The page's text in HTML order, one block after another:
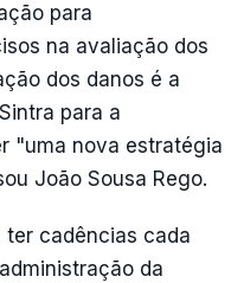
para
na avaliação dos
dos danos é a
para a
"uma nova estratégia
João Sousa Rego.
ter cadências cada
da